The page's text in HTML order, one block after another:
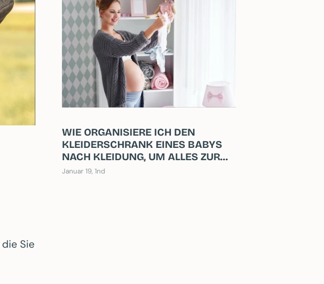
die Sie
WIE ORGANISIERE ICH DEN
KLEIDERSCHRANK EINES BABYS
NACH KLEIDUNG, UM ALLES ZUR
HAND ZU HABEN?
Januar 19, 1nd